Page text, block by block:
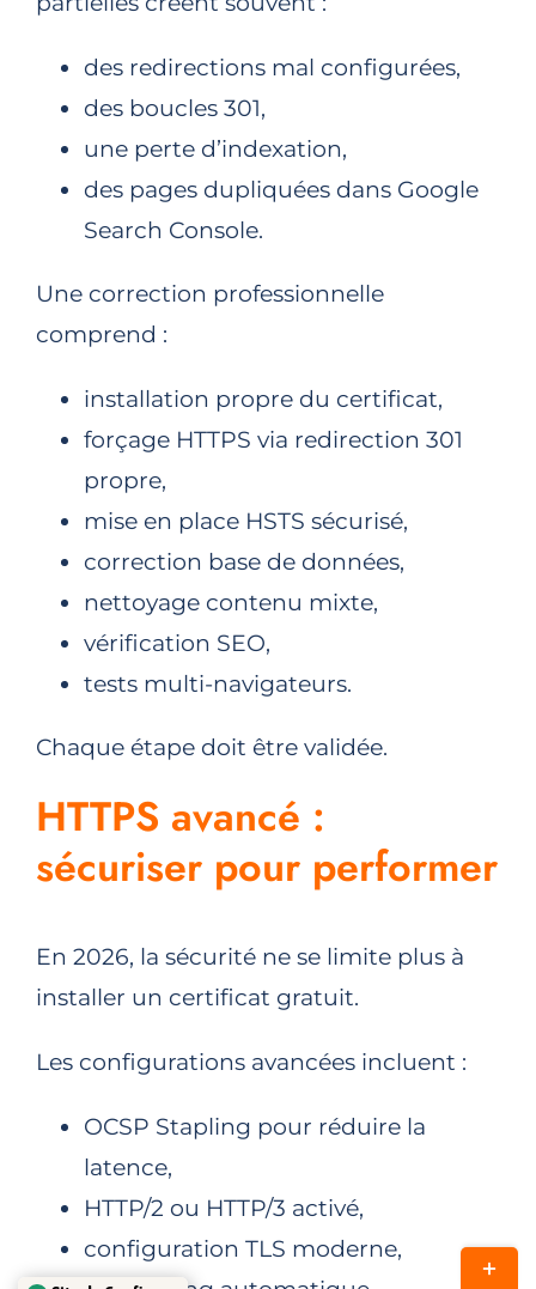
des redirections mal configurées,
des boucles 301,
une perte d’indexation,
des pages dupliquées dans Google
Search Console.
Une correction professionnelle
comprend :
installation propre du certificat,
forçage HTTPS via redirection 301
propre,
mise en place HSTS sécurisé,
correction base de données,
nettoyage contenu mixte,
vérification SEO,
tests multi-navigateurs.
Chaque étape doit être validée.
HTTPS avancé :
sécuriser pour performer
En 2026, la sécurité ne se limite plus à
installer un certificat gratuit.
Les configurations avancées incluent :
OCSP Stapling pour réduire la
latence,
HTTP/2 ou HTTP/3 activé,
configuration TLS moderne,
Site de Confiance